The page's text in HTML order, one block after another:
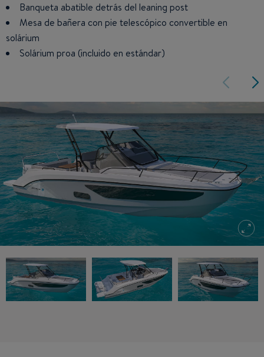
Banqueta abatible detrás del leaning post
Mesa de bañera con pie telescópico convertible en
solárium
Solárium proa (incluido en estándar)